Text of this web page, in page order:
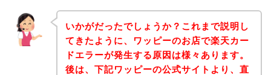
いかがだったでしょうか？これまで説明し
てきたように、ワッピーのお店で楽天カー
ドエラーが発生する原因は様々あります。
後は、下記ワッピーの公式サイトより、直